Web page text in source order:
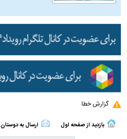
گزارش خطا
بازدید از صفحه اول ارسال به دوستان